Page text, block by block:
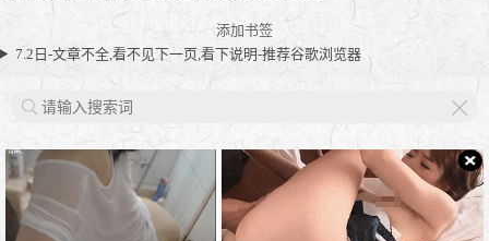
添加书签
7.2日-文章不全,看不见下一页,看下说明-推荐谷歌浏览器